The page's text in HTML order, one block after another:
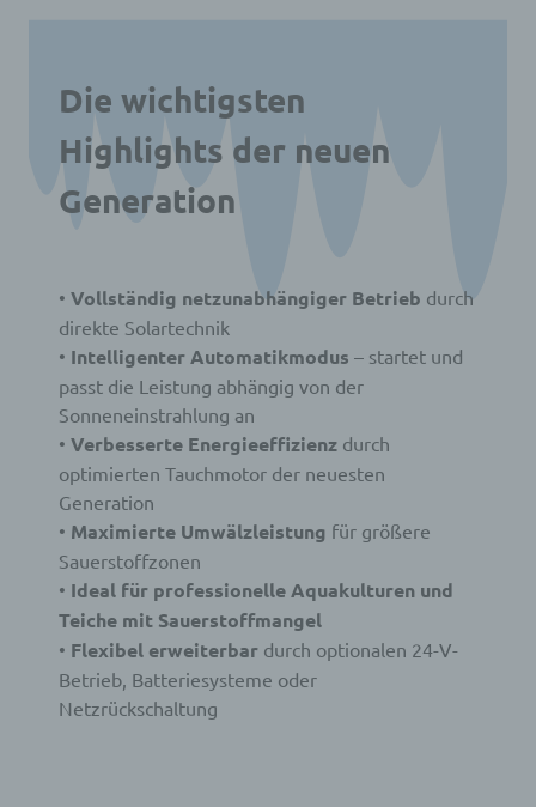
Die wichtigsten
Highlights der neuen
Generation
• Vollständig netzunabhängiger Betrieb durch
direkte Solartechnik
• Intelligenter Automatikmodus – startet und
passt die Leistung abhängig von der
Sonneneinstrahlung an
• Verbesserte Energieeffizienz durch
optimierten Tauchmotor der neuesten
Generation
• Maximierte Umwälzleistung für größere
Sauerstoffzonen
• Ideal für professionelle Aquakulturen und
Teiche mit Sauerstoffmangel
• Flexibel erweiterbar durch optionalen 24-V-
Betrieb, Batteriesysteme oder
Netzrückschaltung